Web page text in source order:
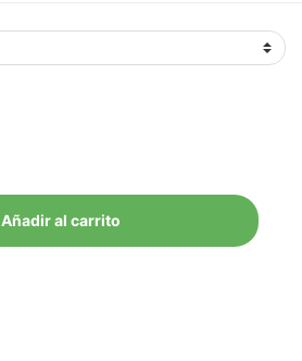
desde
$38.39
Añadir al carrito